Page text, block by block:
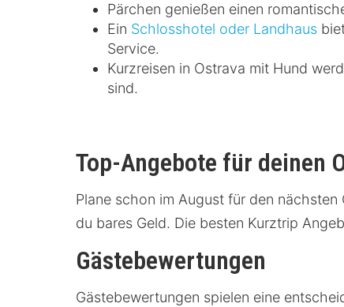
Pärchen genießen einen
Ein Schlosshotel oder Landhaus
Service.
Kurzreisen in Ostrava mit Hund
sind.
Top-Angebote für deinen
Plane schon im August für den
du bares Geld. Die besten Kurztrip
Gästebewertungen
Gästebewertungen spielen eine